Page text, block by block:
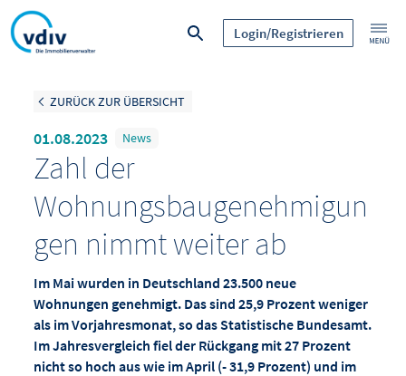
Login/Registrieren
ZURÜCK ZUR ÜBERSICHT
01.08.2023 News
Zahl der
Wohnungsbaugenehmigun
gen nimmt weiter ab
Im Mai wurden in Deutschland 23.500 neue
Wohnungen genehmigt. Das sind 25,9 Prozent weniger
als im Vorjahresmonat, so das Statistische Bundesamt.
Im Jahresvergleich fiel der Rückgang mit 27 Prozent
nicht so hoch aus wie im April (- 31,9 Prozent) und im